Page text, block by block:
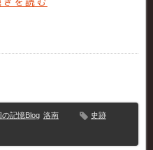
の記憶Blog 洛南 史跡